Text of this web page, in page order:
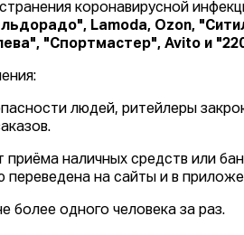
коронавирусной
Lamoda, Ozon,
"Спортмастер", Avito и
людей, ритейлеры
наличных средств или
переведена на сайты и в
более одного человека за раз.